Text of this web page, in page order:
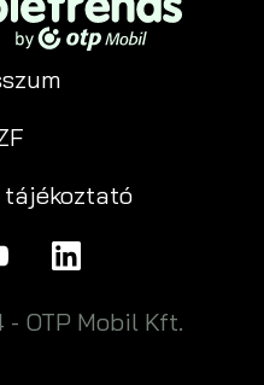
tájékoztató
OTP Mobil Kft.